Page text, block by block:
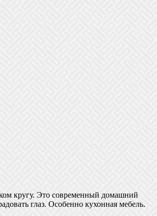
кругу. Это современный домашний
глаз. Особенно кухонная мебель.